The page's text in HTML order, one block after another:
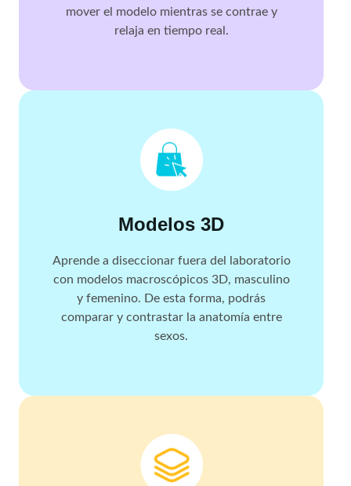
mover el modelo mientras se contrae y
relaja en tiempo real.
Modelos 3D
Aprende a diseccionar fuera del laboratorio
con modelos macroscópicos 3D, masculino
y femenino. De esta forma, podrás
comparar y contrastar la anatomía entre
sexos.